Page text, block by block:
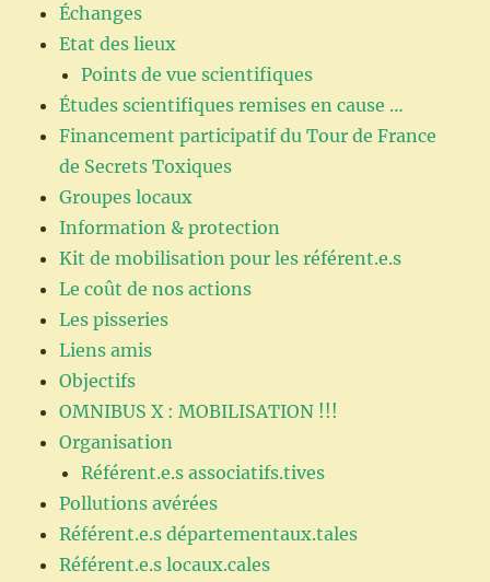
Échanges
Etat des lieux
Points de vue scientifiques
Études scientifiques remises en cause …
Financement participatif du Tour de France
de Secrets Toxiques
Groupes locaux
Information & protection
Kit de mobilisation pour les référent.e.s
Le coût de nos actions
Les pisseries
Liens amis
Objectifs
OMNIBUS X : MOBILISATION !!!
Organisation
Référent.e.s associatifs.tives
Pollutions avérées
Référent.e.s départementaux.tales
Référent.e.s locaux.cales